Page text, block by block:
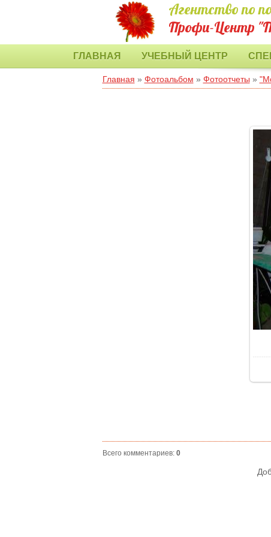
Агентство по
Профи-Центр
ГЛАВНАЯ УЧЕБНЫЙ ЦЕНТР
Главная » Фотоальбом » Фотоотчеты »
Всего комментариев: 0